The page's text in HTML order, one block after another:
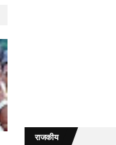
राजकीय